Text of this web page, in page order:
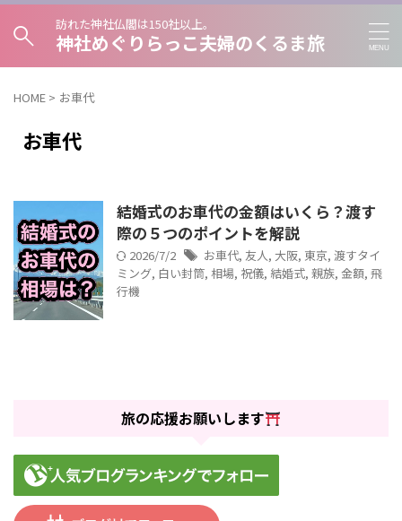
訪れた神社仏閣は150社以上。
神社めぐりらっこ夫婦のくるま旅
HOME > お車代
お車代
結婚式のお車代の金額はいくら？渡す
際の５つのポイントを解説
2026/7/2 お車代, 友人, 大阪, 東京, 渡すタイ
ミング, 白い封筒, 相場, 祝儀, 結婚式, 親族, 金額, 飛
行機
旅の応援お願いします